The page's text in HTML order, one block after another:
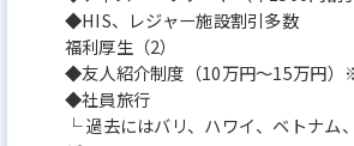
◆HIS、レジャー施設割引多数
福利厚生（2）
◆友人紹介制度（10万円～15万円）
◆社員旅行
└ 過去にはバリ、ハワイ、ベトナム